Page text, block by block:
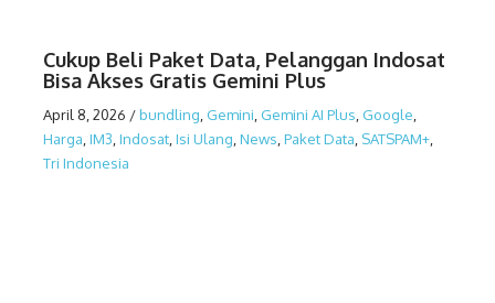
Cukup Beli Paket Data, Pelanggan Indosat
Bisa Akses Gratis Gemini Plus
April 8, 2026 /bundling Gemini Gemini AI Plus Google
Harga IM3 Indosat Isi Ulang News Paket Data SATSPAM+
Tri Indonesia